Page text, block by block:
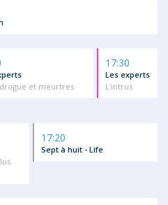
et meurtres
17:30
Les experts
L'intrus
17:20
Sept à huit - Life